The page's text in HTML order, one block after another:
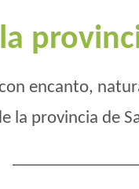
encanto,
la provincia de